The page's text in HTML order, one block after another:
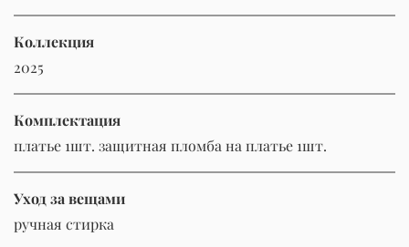
Коллекция
2025
Комплектация
платье 1шт. защитная пломба на платье 1шт.
Уход за вещами
ручная стирка